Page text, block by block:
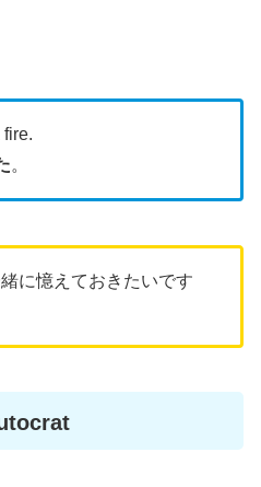
fire.
。
緒に憶えておきたいです